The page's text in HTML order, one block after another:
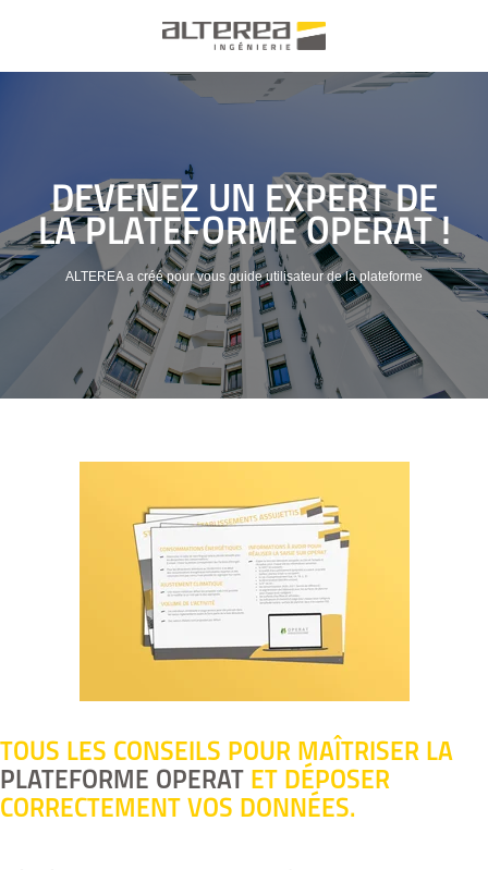
DEVENEZ UN EXPERT DE
LA PLATEFORME OPERAT !
ALTEREA a créé pour vous guide utilisateur de la plateforme
TOUS LES CONSEILS POUR MAÎTRISER LA
PLATEFORME OPERAT ET DÉPOSER
CORRECTEMENT VOS DONNÉES.